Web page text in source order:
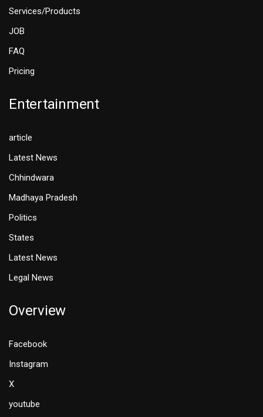
Services/Products
JOB
FAQ
Pricing
Entertainment
article
Latest News
Chhindwara
Madhaya Pradesh
Politics
States
Latest News
Legal News
Overview
Facebook
Instagram
X
youtube